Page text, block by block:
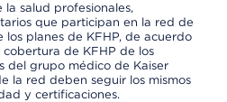
salud profesionales,
que participan en la red de
planes de KFHP, de acuerdo
de KFHP de los
del grupo médico de Kaiser
la red deben seguir los mismos
y certificaciones.